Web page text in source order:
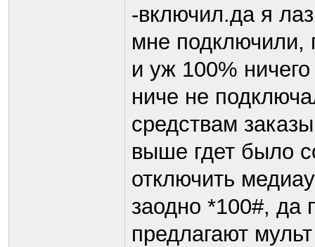
-включил.да я
мне подключили,
и уж 100%
ниче не
средствам
выше гдет было
отключить
заодно *100#, да
предлагают